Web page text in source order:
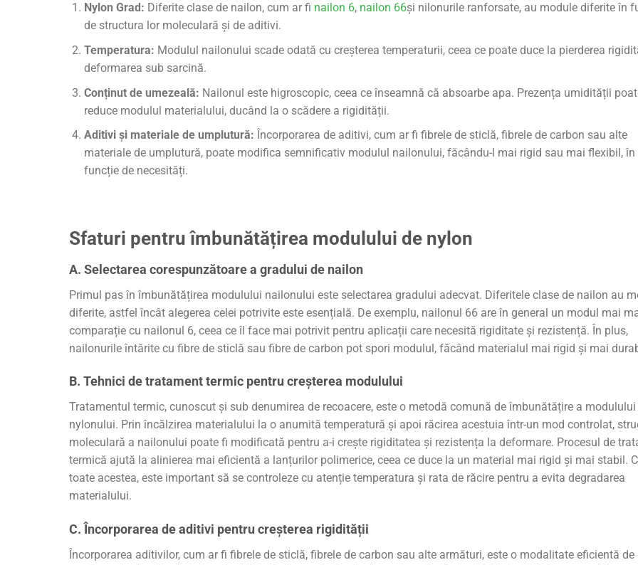
Nylon Grad: Diferite clase de nailon, cum ar fi nailon 6, nailon 66și nilonurile ranforsate, au module diferite în
de structura lor moleculară și de aditivi.
Temperatura: Modulul nailonului scade odată cu creșterea temperaturii, ceea ce poate duce la pierderea
deformarea sub sarcină.
Conținut de umezeală: Nailonul este higroscopic, ceea ce înseamnă că absoarbe apa. Prezența umidității
reduce modulul materialului, ducând la o scădere a rigidității.
Aditivi și materiale de umplutură: Încorporarea de aditivi, cum ar fi fibrele de sticlă, fibrele de carbon sau alte
materiale de umplutură, poate modifica semnificativ modulul nailonului, făcându-l mai rigid sau mai flexibil, în
funcție de necesități.
Sfaturi pentru îmbunătățirea modulului de nylon
A. Selectarea corespunzătoare a gradului de nailon
Primul pas în îmbunătățirea modulului nailonului este selectarea gradului adecvat. Diferitele clase de nailon au
diferite, astfel încât alegerea celei potrivite este esențială. De exemplu, nailonul 66 are în general un modul mai
comparație cu nailonul 6, ceea ce îl face mai potrivit pentru aplicații care necesită rigiditate și rezistență. În plus,
nailonurile întărite cu fibre de sticlă sau fibre de carbon pot spori modulul, făcând materialul mai rigid și mai
B. Tehnici de tratament termic pentru creșterea modulului
Tratamentul termic, cunoscut și sub denumirea de recoacere, este o metodă comună de îmbunătățire a modulului
nylonului. Prin încălzirea materialului la o anumită temperatură și apoi răcirea acestuia într-un mod controlat,
moleculară a nailonului poate fi modificată pentru a-i crește rigiditatea și rezistența la deformare. Procesul de
termică ajută la alinierea mai eficientă a lanțurilor polimerice, ceea ce duce la un material mai rigid și mai stabil.
toate acestea, este important să se controleze cu atenție temperatura și rata de răcire pentru a evita degradarea
materialului.
C. Încorporarea de aditivi pentru creșterea rigidității
Încorporarea aditivilor, cum ar fi fibrele de sticlă, fibrele de carbon sau alte armături, este o modalitate eficientă de